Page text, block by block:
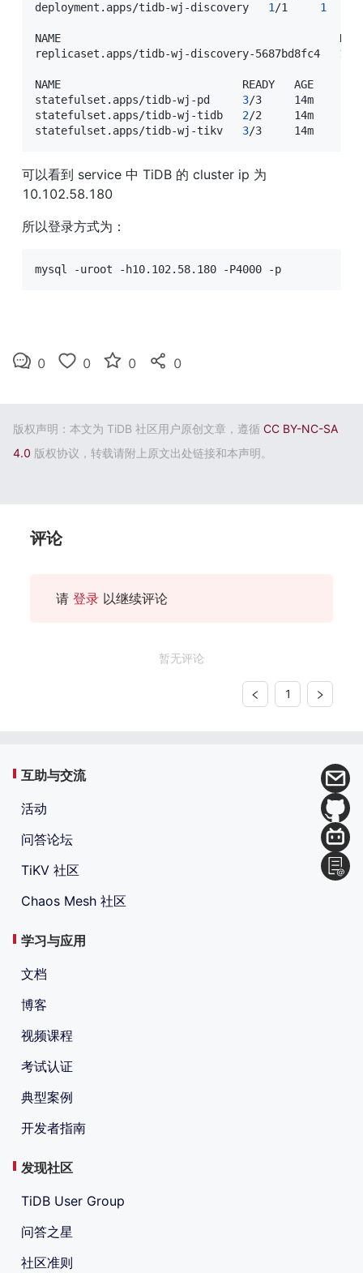
deployment.apps/tidb-wj-discovery 1/1 1
NAME                                           DESIRED
replicaset.apps/tidb-wj-discovery-5687bd8fc4 1
NAME                            READY   AGE
statefulset.apps/tidb-wj-pd 3/3     14m
statefulset.apps/tidb-wj-tidb 2/2     14m
statefulset.apps/tidb-wj-tikv 3/3     14m
可以看到 service 中 TiDB 的 cluster ip 为
10.102.58.180
所以登录方式为：
mysql -uroot -h10.102.58.180 -P4000 -p
0 0 0 0
版权声明：本文为 TiDB 社区用户原创文章，遵循 CC BY-NC-SA
4.0 版权协议，转载请附上原文出处链接和本声明。
评论
请 登录 以继续评论
暂无评论
1
互助与交流
活动
问答论坛
TiKV 社区
Chaos Mesh 社区
学习与应用
文档
博客
视频课程
考试认证
典型案例
开发者指南
发现社区
TiDB User Group
问答之星
社区准则